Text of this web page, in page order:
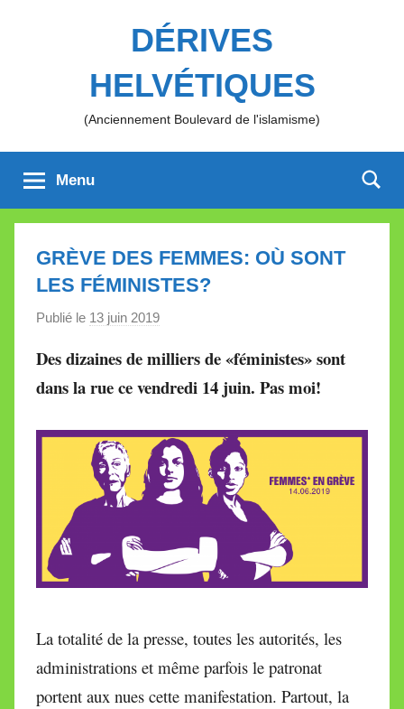
DÉRIVES
HELVÉTIQUES
(Anciennement Boulevard de l'islamisme)
Menu
GRÈVE DES FEMMES: OÙ SONT
LES FÉMINISTES?
Publié le 13 juin 2019
r
M
r
e
l
e
V
l
e
t
Des dizaines de milliers de «féministes» sont
dans la rue ce vendredi 14 juin. Pas moi!
La totalité de la presse, toutes les autorités, les
administrations et même parfois le patronat
portent aux nues cette manifestation. Partout, la